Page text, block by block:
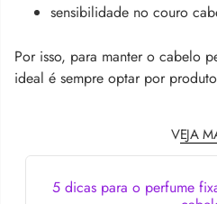
sensibilidade no couro
Por isso, para manter o cabelo
ideal é sempre optar por
VEJA
5 dicas para o perfume